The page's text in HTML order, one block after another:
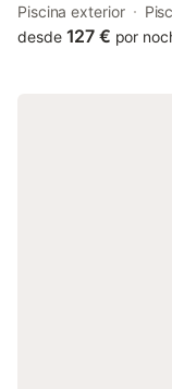
free private parking,
Piscina exterior
desde 127 € por